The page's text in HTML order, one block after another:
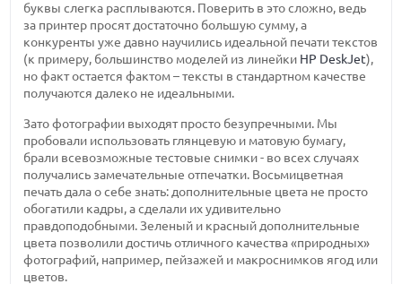
буквы слегка расплываются. Поверить в это сложно, ведь
за принтер просят достаточно большую сумму, а
конкуренты уже давно научились идеальной печати текстов
(к примеру, большинство моделей из линейки HP DeskJet),
но факт остается фактом – тексты в стандартном качестве
получаются далеко не идеальными.
Зато фотографии выходят просто безупречными. Мы
пробовали использовать глянцевую и матовую бумагу,
брали всевозможные тестовые снимки - во всех случаях
получались замечательные отпечатки. Восьмицветная
печать дала о себе знать: дополнительные цвета не просто
обогатили кадры, а сделали их удивительно
правдоподобными. Зеленый и красный дополнительные
цвета позволили достичь отличного качества «природных»
фотографий, например, пейзажей и макроснимков ягод или
цветов.